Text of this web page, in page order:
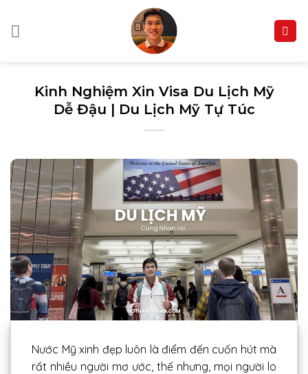
content
Kinh Nghiệm Xin Visa Du Lịch Mỹ
Dễ Đậu | Du Lịch Mỹ Tự Túc
Nước Mỹ xinh đẹp luôn là điểm đến cuốn hút mà
rất nhiều người mơ ước, thế nhưng, mọi người lo